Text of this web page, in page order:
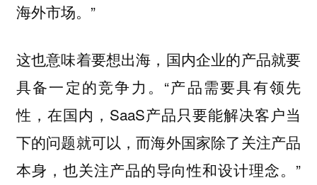
海外市场。”
这也意味着要想出海，国内企业的产品就要
具备一定的竞争力。“产品需要具有领先
性，在国内，SaaS产品只要能解决客户当
下的问题就可以，而海外国家除了关注产品
本身，也关注产品的导向性和设计理念。”